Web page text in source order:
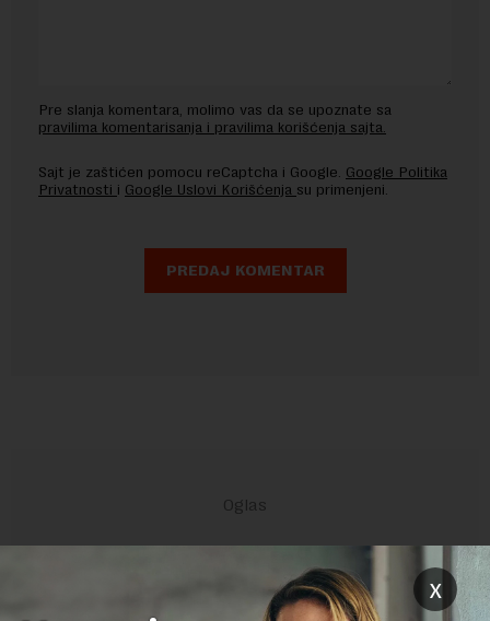
Pre slanja komentara, molimo vas da se upoznate sa
pravilima komentarisanja i pravilima korišćenja sajta.
Sajt je zaštićen pomocu reCaptcha i Google. Google Politika
Privatnosti i Google Uslovi Korišćenja su primenjeni.
x